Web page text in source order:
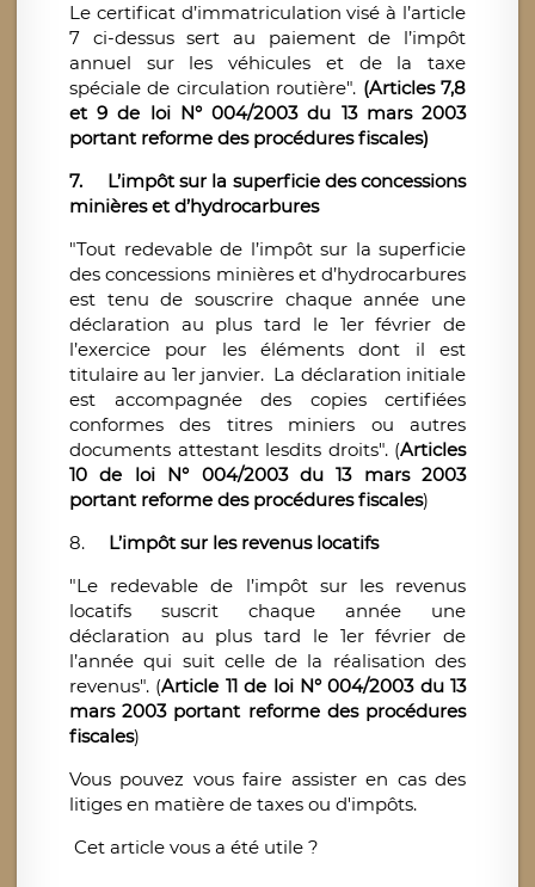
Le certificat d’immatriculation visé à l’article
7 ci-dessus sert au paiement de l’impôt
annuel sur les véhicules et de la taxe
spéciale de circulation routière". (Articles 7,8
et 9 de loi N° 004/2003 du 13 mars 2003
portant reforme des procédures fiscales)
7. L’impôt sur la superficie des concessions
minières et d’hydrocarbures
"Tout redevable de l’impôt sur la superficie
des concessions minières et d’hydrocarbures
est tenu de souscrire chaque année une
déclaration au plus tard le 1er février de
l’exercice pour les éléments dont il est
titulaire au 1er janvier. La déclaration initiale
est accompagnée des copies certifiées
conformes des titres miniers ou autres
documents attestant lesdits droits". (Articles
10 de loi N° 004/2003 du 13 mars 2003
portant reforme des procédures fiscales)
8. L’impôt sur les revenus locatifs
"Le redevable de l’impôt sur les revenus
locatifs suscrit chaque année une
déclaration au plus tard le 1er février de
l’année qui suit celle de la réalisation des
revenus". (Article 11 de loi N° 004/2003 du 13
mars 2003 portant reforme des procédures
fiscales)
Vous pouvez vous faire assister en cas des
litiges en matière de taxes ou d'impôts.
Cet article vous a été utile ?